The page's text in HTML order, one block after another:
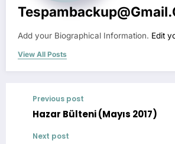
Add your Biographical Information. Edit
View All Posts
Previous post
Hazar Bülteni (Mayıs 2017)
Next post